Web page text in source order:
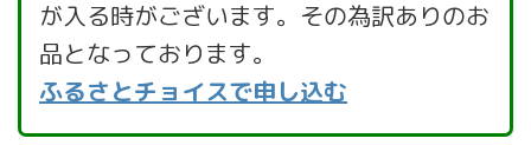
が入る時がございます。その為訳ありのお
品となっております。
ふるさとチョイスで申し込む